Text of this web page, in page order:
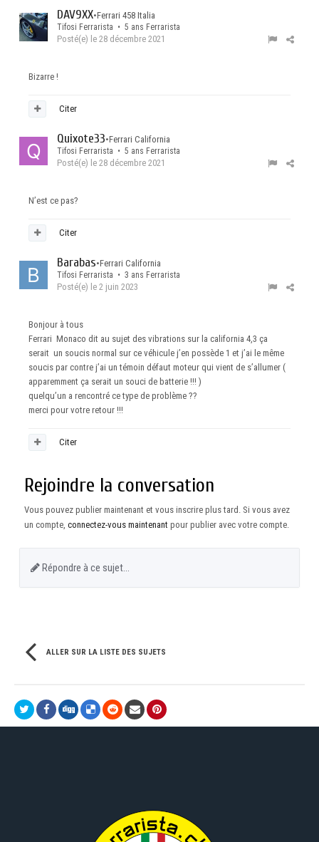
DAV9XX•Ferrari 458 Italia
Tifosi Ferrarista • 5 ans Ferrarista
Posté(e) le 28 décembre 2021
Bizarre !
Citer
Quixote33•Ferrari California
Tifosi Ferrarista • 5 ans Ferrarista
Posté(e) le 28 décembre 2021
N’est ce pas?
Citer
Barabas•Ferrari California
Tifosi Ferrarista • 3 ans Ferrarista
Posté(e) le 2 juin 2023
Bonjour à tous
Ferrari Monaco dit au sujet des vibrations sur la california 4,3 ça
serait un soucis normal sur ce véhicule j’en possède 1 et j’ai le même
soucis par contre j’ai un témoin défaut moteur qui vient de s’allumer (
apparemment ça serait un souci de batterie !!! )
quelqu’un a rencontré ce type de problème ??
merci pour votre retour !!!
Citer
Rejoindre la conversation
Vous pouvez publier maintenant et vous inscrire plus tard. Si vous avez
un compte, connectez-vous maintenant pour publier avec votre compte.
Répondre à ce sujet…
ALLER SUR LA LISTE DES SUJETS